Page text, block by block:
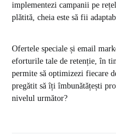
implementezi campanii pe
plătită, cheia este să fii
Ofertele speciale și email
eforturile tale de retenție, în
permite să optimizezi fiecare
pregătit să îți îmbunătățești
nivelul următor?